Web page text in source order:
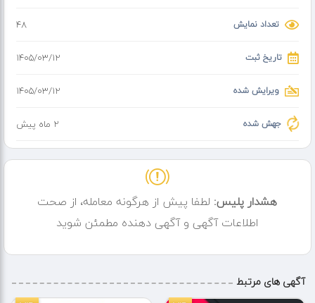
تعداد نمایش 48
تاریخ ثبت ۱۴۰۵/۰۳/۱۲
ویرایش شده ۱۴۰۵/۰۳/۱۲
جهش شده 2 ماه پیش
هشدار پلیس: لطفا پیش از هرگونه معامله، از صحت
اطلاعات آگهی و آگهی دهنده مطمئن شوید
آگهی های مرتبط